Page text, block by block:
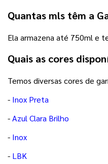
Quantas mls têm a
Ela armazena até 750ml e
Quais as cores
Temos diversas cores de
- Inox Preta
-Azul Clara Brilho
- Inox
- LBK